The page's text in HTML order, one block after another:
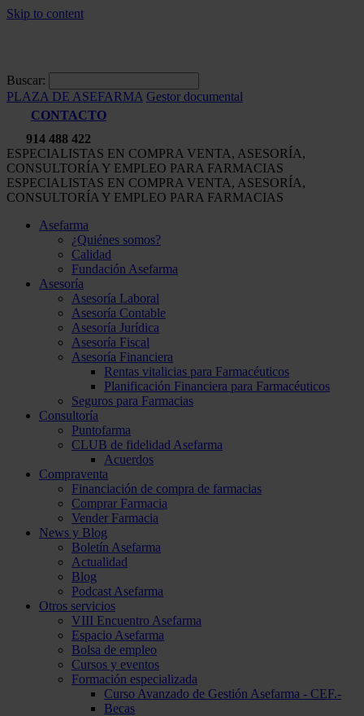
Skip to content
Buscar:
PLAZA DE ASEFARMA Gestor documental
CONTACTO
914 488 422
ESPECIALISTAS EN COMPRA VENTA, ASESORÍA,
CONSULTORÍA Y EMPLEO PARA FARMACIAS
ESPECIALISTAS EN COMPRA VENTA, ASESORÍA,
CONSULTORÍA Y EMPLEO PARA FARMACIAS
Asefarma
¿Quiénes somos?
Calidad
Fundación Asefarma
Asesoría
Asesoría Laboral
Asesoría Contable
Asesoría Jurídica
Asesoría Fiscal
Asesoría Financiera
Rentas vitalicias para Farmacéuticos
Planificación Financiera para Farmacéuticos
Seguros para Farmacias
Consultoría
Puntofarma
CLUB de fidelidad Asefarma
Acuerdos
Compraventa
Financiación de compra de farmacias
Comprar Farmacia
Vender Farmacia
News y Blog
Boletín Asefarma
Actualidad
Blog
Podcast Asefarma
Otros servicios
VIII Encuentro Asefarma
Espacio Asefarma
Bolsa de empleo
Cursos y eventos
Formación especializada
Curso Avanzado de Gestión Asefarma - CEF.-
Becas